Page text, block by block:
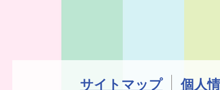
サイトマップ
個人